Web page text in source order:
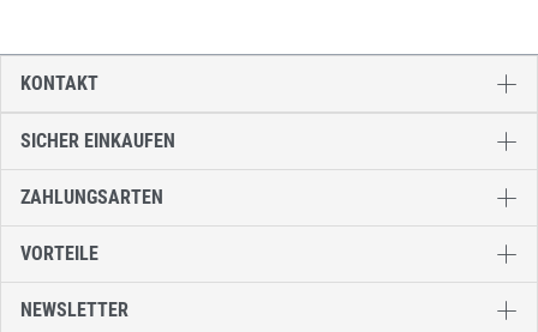
SICHER EINKAUFEN
ZAHLUNGSARTEN
VORTEILE
NEWSLETTER
KONTAKT